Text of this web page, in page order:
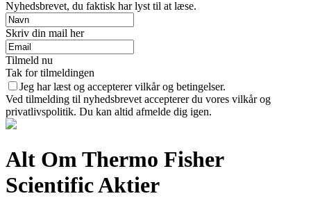
Nyhedsbrevet, du faktisk har lyst til at læse.
Skriv din mail her
Tilmeld nu
Tak for tilmeldingen
Jeg har læst og accepterer vilkår og betingelser.
Ved tilmelding til nyhedsbrevet accepterer du vores vilkår og
privatlivspolitik. Du kan altid afmelde dig igen.
Alt Om Thermo Fisher
Scientific Aktier